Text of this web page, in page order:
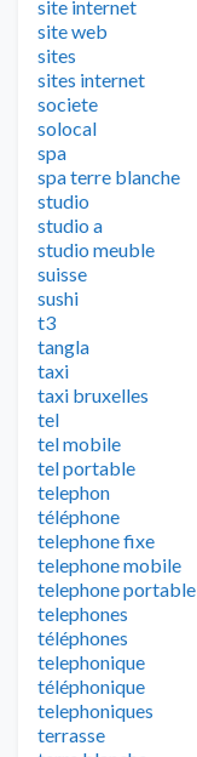
site internet
site web
sites
sites internet
societe
solocal
spa
spa terre blanche
studio
studio a
studio meuble
suisse
sushi
t3
tangla
taxi
taxi bruxelles
tel
tel mobile
tel portable
telephon
téléphone
telephone fixe
telephone mobile
telephone portable
telephones
téléphones
telephonique
téléphonique
telephoniques
terrasse